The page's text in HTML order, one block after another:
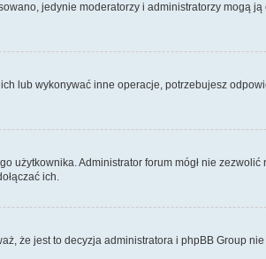
jedynie moderatorzy i administratorzy mogą
lub wykonywać inne operacje, potrzebujesz
Administrator forum mógł nie
ich.
że jest to decyzja administratora i phpBB Group